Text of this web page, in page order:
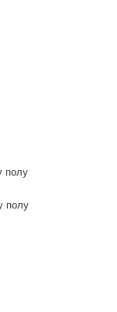
полу
полу